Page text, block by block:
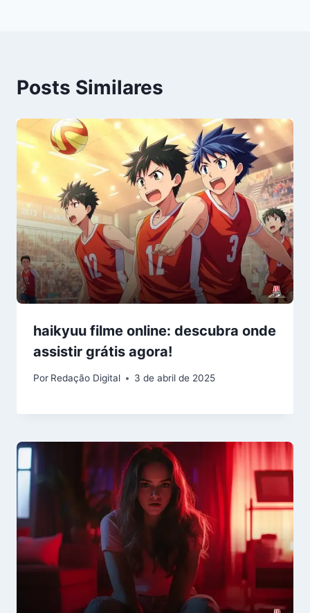
Posts Similares
haikyuu filme online: descubra onde
assistir grátis agora!
Por Redação Digital 3 de abril de 2025